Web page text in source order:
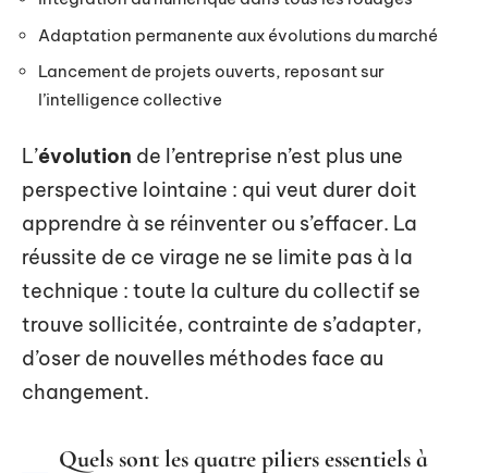
Adaptation permanente aux évolutions du marché
Lancement de projets ouverts, reposant sur
l’intelligence collective
L’évolution de l’entreprise n’est plus une
perspective lointaine : qui veut durer doit
apprendre à se réinventer ou s’effacer. La
réussite de ce virage ne se limite pas à la
technique : toute la culture du collectif se
trouve sollicitée, contrainte de s’adapter,
d’oser de nouvelles méthodes face au
changement.
Quels sont les quatre piliers essentiels à